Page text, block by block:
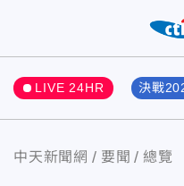
LIVE 24HR 決戰
中天新聞網 要聞 總覽